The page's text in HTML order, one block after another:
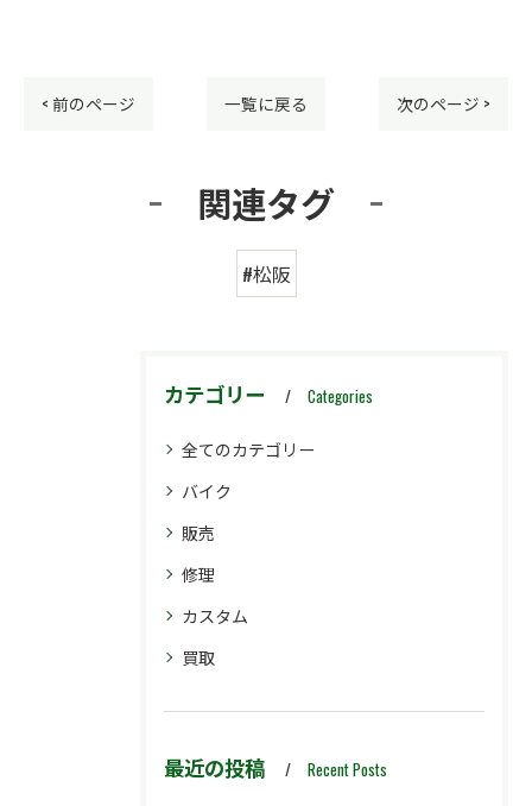
< 前のページ 一覧に戻る 次のページ >
関連タグ
#松阪
カテゴリー Categories
全てのカテゴリー
バイク
販売
修理
カスタム
買取
最近の投稿 Recent Posts